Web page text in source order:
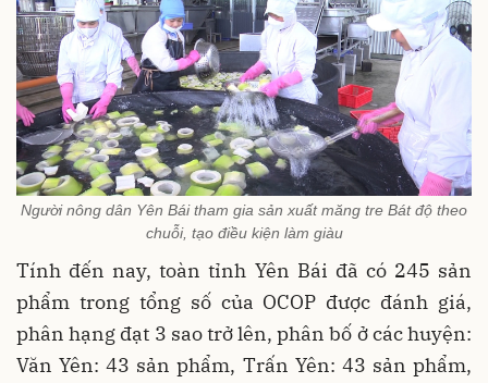
Người nông dân Yên Bái tham gia sản xuất măng tre Bát độ theo
chuỗi, tạo điều kiện làm giàu
Tính đến nay, toàn tỉnh Yên Bái đã có 245 sản
phẩm trong tổng số của OCOP được đánh giá,
phân hạng đạt 3 sao trở lên, phân bố ở các huyện:
Văn Yên: 43 sản phẩm, Trấn Yên: 43 sản phẩm,